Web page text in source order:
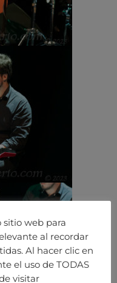
sitio web para
al recordar
Al hacer clic en
el uso de TODAS
visitar